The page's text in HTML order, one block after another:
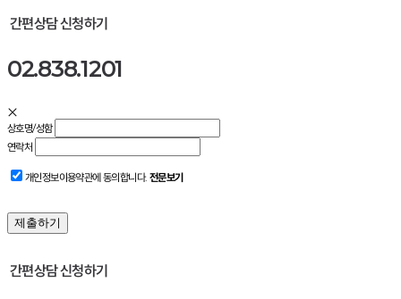
간편상담 신청하기
02.838.1201
상호명/성함
연락처
개인정보이용약관에 동의합니다. 전문보기
간편상담 신청하기